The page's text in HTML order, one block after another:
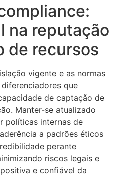
na reputação
de recursos
vigente e as normas
que
de captação de
Manter-se atualizado
políticas internas de
a padrões éticos
perante
riscos legais e
e confiável da